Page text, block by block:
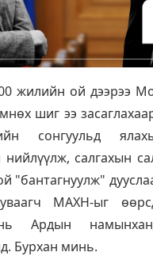
жилийн ой дээрээ
шиг ээ
сонгуульд
нийлүүлж, салгахын
"бантагнуулж"
МАХН-ыг
Ардын
Бурхан минь.